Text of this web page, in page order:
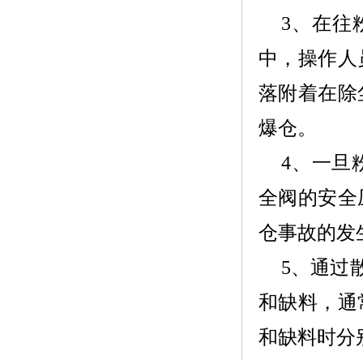
3、在往
中，操作
落附着在
爆仓。
4、 一旦
全阀的安
仓事故的发
5、通过
和缺料，
和缺料时分